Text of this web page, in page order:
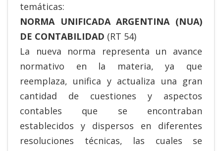
temáticas:
NORMA UNIFICADA ARGENTINA (NUA)
DE CONTABILIDAD (RT 54)
La nueva norma representa un avance
normativo en la materia, ya que
reemplaza, unifica y actualiza una gran
cantidad de cuestiones y aspectos
contables que se encontraban
establecidos y dispersos en diferentes
resoluciones técnicas, las cuales se